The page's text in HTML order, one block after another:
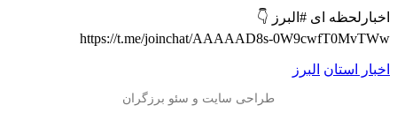
اخبارلحظه ای #البرز 👇
https://t.me/joinchat/AAAAAD8s-0W9cwfT0MvTWw
اخبار استان البرز